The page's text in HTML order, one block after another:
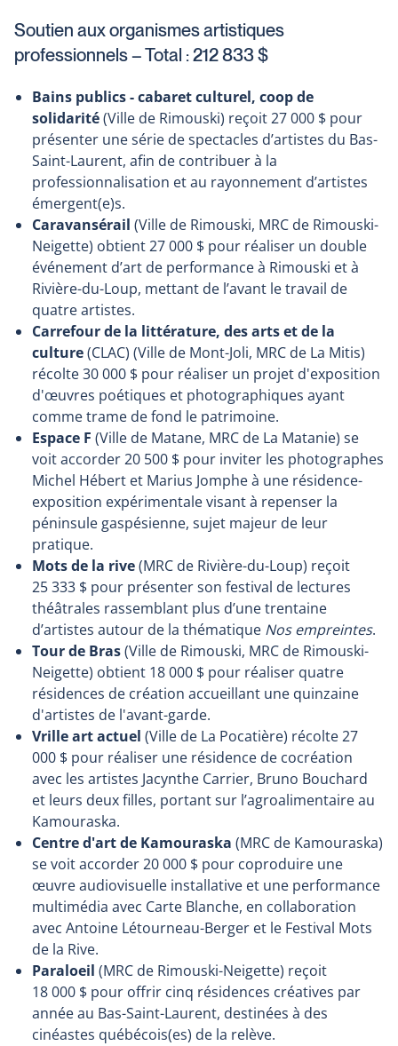
Soutien aux organismes artistiques
professionnels – Total : 212 833 $
Bains publics - cabaret culturel, coop de
solidarité(Ville de Rimouski) reçoit 27 000 $ pour
présenter une série de spectacles d’artistes du Bas-
Saint-Laurent, afin de contribuer à la
professionnalisation et au rayonnement d’artistes
émergent(e)s.
Caravansérail (Ville de Rimouski, MRC de Rimouski-
Neigette) obtient 27 000 $ pour réaliser un double
événement d’art de performance à Rimouski et à
Rivière-du-Loup, mettant de l’avant le travail de
quatre artistes.
Carrefour de la littérature, des arts et de la
culture(CLAC) (Ville de Mont-Joli, MRC de La Mitis)
récolte 30 000 $ pour réaliser un projet d'exposition
d'œuvres poétiques et photographiques ayant
comme trame de fond le patrimoine.
Espace F (Ville de Matane, MRC de La Matanie) se
voit accorder 20 500 $ pour inviter les photographes
Michel Hébert et Marius Jomphe à une résidence-
exposition expérimentale visant à repenser la
péninsule gaspésienne, sujet majeur de leur
pratique.
Mots de la rive(MRC de Rivière-du-Loup) reçoit
25 333 $ pour présenter son festival de lectures
théâtrales rassemblant plus d’une trentaine
d’artistes autour de la thématique Nos empreintes.
Tour de Bras(Ville de Rimouski, MRC de Rimouski-
Neigette) obtient 18 000 $ pour réaliser quatre
résidences de création accueillant une quinzaine
d'artistes de l'avant-garde.
Vrille art actuel (Ville de La Pocatière) récolte 27
000 $ pour réaliser une résidence de cocréation
avec les artistes Jacynthe Carrier, Bruno Bouchard
et leurs deux filles, portant sur l’agroalimentaire au
Kamouraska.
Centre d'art de Kamouraska (MRC de Kamouraska)
se voit accorder 20 000 $ pour coproduire une
œuvre audiovisuelle installative et une performance
multimédia avec Carte Blanche, en collaboration
avec Antoine Létourneau-Berger et le Festival Mots
de la Rive.
Paraloeil (MRC de Rimouski-Neigette) reçoit
18 000 $ pour offrir cinq résidences créatives par
année au Bas-Saint-Laurent, destinées à des
cinéastes québécois(es) de la relève.